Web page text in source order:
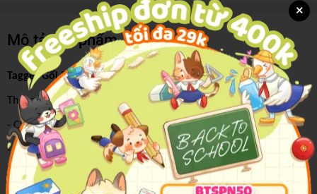
Mô tả sản phẩm
Tagger Gối Bông Nhân Vật Doraemon Phim 2026
Thông tin sản phẩm
- Chất liệu: Vải nhung bông mềm mịn
- Kích thước: Hình đầu Doraemon: 32cm – Doraemon die cut:
48cm x 30cm
×